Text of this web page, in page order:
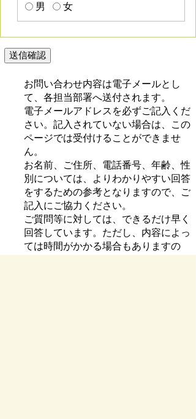
男
女
お問い合わせ内容は電子メールとし
て、各担当部署へ送付されます。
電子メールアドレスを必ずご記入くだ
さい。記入されていない場合は、この
ページでは受付けることができませ
ん。
お名前、ご住所、電話番号、年齢、性
別については、よりわかりやすい回答
をするための参考となりますので、ご
記入にご協力ください。
ご質問等に対しては、できるだけ早く
回答しています。ただし、内容によっ
ては時間がかかる場合もありますの